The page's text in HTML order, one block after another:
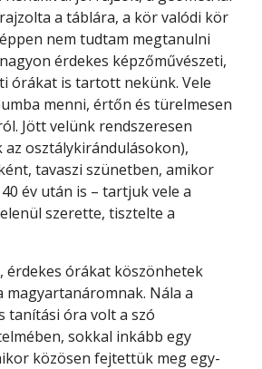
a táblára, a kör valódi kör
nem tudtam megtanulni
érdekes képzőművészeti,
órákat is tartott nekünk. Vele
menni, értőn és türelmesen
Jött velünk rendszeresen
az osztálykirándulásokon),
tavaszi szünetben, amikor
év után is – tartjuk vele a
szerette, tisztelte a
érdekes órákat köszönhetek
magyartanáromnak. Nála a
tanítási óra volt a szó
sokkal inkább egy
közösen fejtettük meg egy-